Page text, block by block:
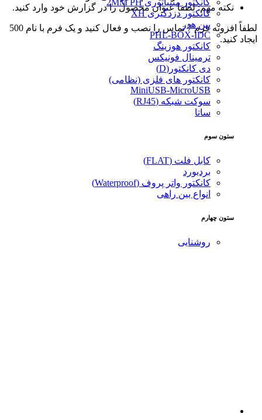
کانکتور دزدگیری XH
پین هدر
PHL-BOX-IDC
کانکتور هوزینگ
ترمینال فونیکس
دی کانکتور(D)
کانکتور های فلزی (نظامی)
MiniUSB-MicroUSB
سوکت شبکه (RJ45)
ساتا
ستون سوم
کابل فلت (FLAT)
بردبورد
کانکتور واتر پروف (Waterproof)
انواع بین راهی
ستون چهارم
روشنایی
نکته مهم: لطفا عنوان محصول را در گزارش خود وارد کنید.
لطفاً افزونه فرم 7 تماس را نصب و فعال کنید و یک فرم با نام 500
ایجاد کنید.